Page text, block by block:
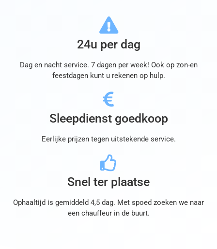
24u per dag
Dag en nacht service. 7 dagen per week! Ook op zon-en
feestdagen kunt u rekenen op hulp.
Sleepdienst goedkoop
Eerlijke prijzen tegen uitstekende service.
Snel ter plaatse
Ophaaltijd is gemiddeld 4,5 dag. Met spoed zoeken we naar
een chauffeur in de buurt.